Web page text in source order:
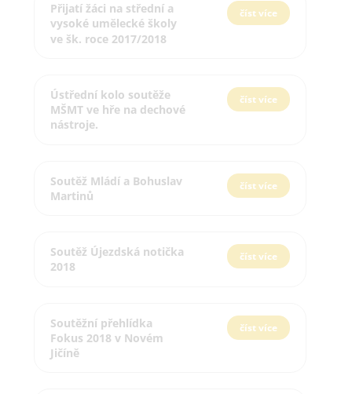
Přijatí žáci na střední a
vysoké umělecké školy
ve šk. roce 2017/2018
číst více
Ústřední kolo soutěže
MŠMT ve hře na dechové
nástroje.
číst více
Soutěž Mládí a Bohuslav
Martinů
číst více
Soutěž Újezdská notička
2018
číst více
Soutěžní přehlídka
Fokus 2018 v Novém
Jičíně
číst více